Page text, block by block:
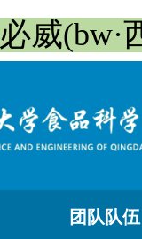
必威(bw·
团队队伍